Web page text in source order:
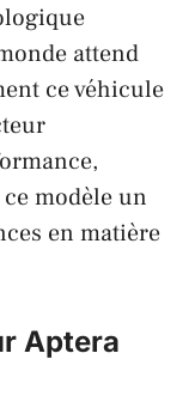
attend
ce véhicule
modèle un
en matière
Aptera